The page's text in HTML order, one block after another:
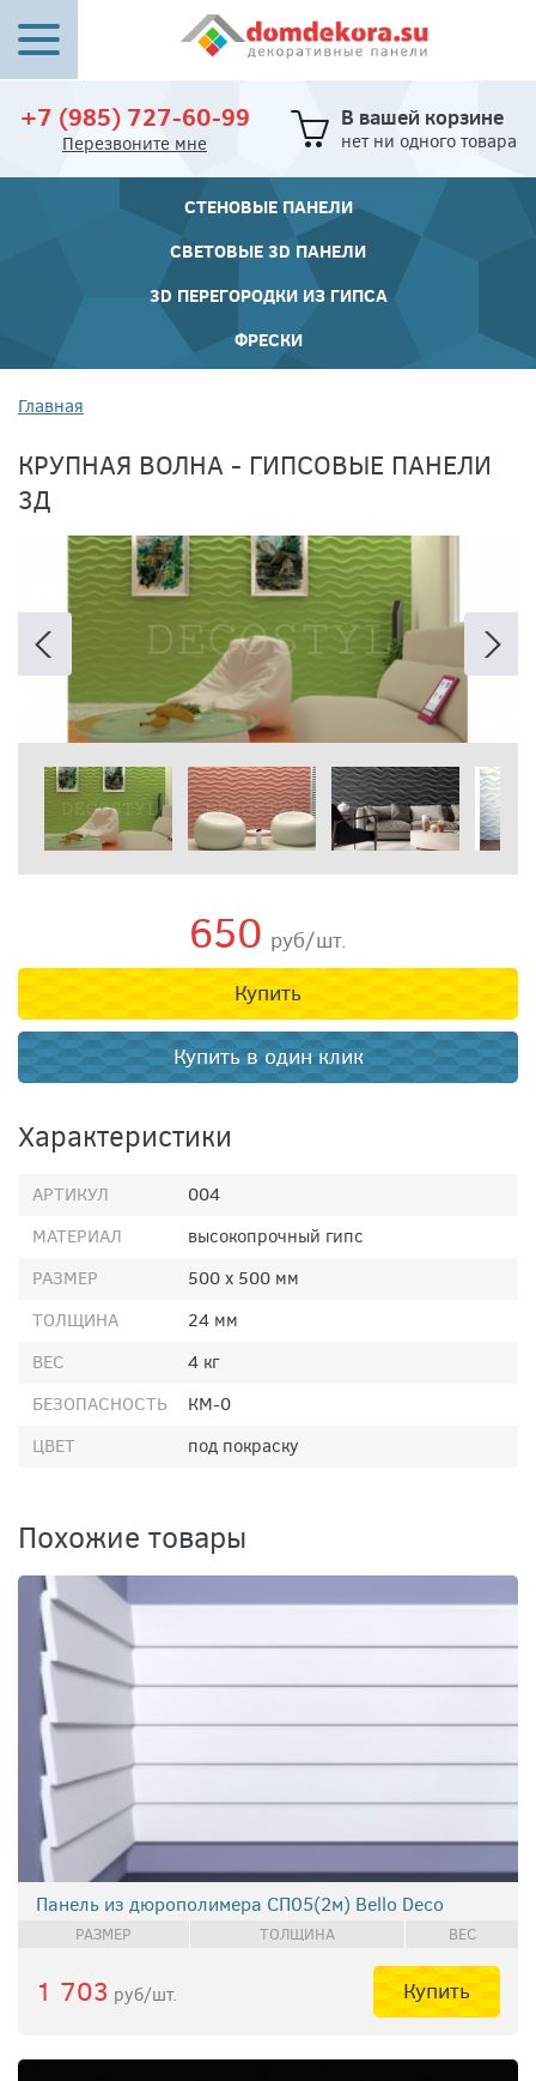
+7 (985) 727-60-99
Перезвоните мне
В вашей корзине
нет ни одного товара
СТЕНОВЫЕ ПАНЕЛИ
СВЕТОВЫЕ 3D ПАНЕЛИ
3D ПЕРЕГОРОДКИ ИЗ ГИПСА
ФРЕСКИ
Главная
КРУПНАЯ ВОЛНА - ГИПСОВЫЕ ПАНЕЛИ
3Д
650 руб/шт.
Купить
Купить в один клик
Характеристики
АРТИКУЛ
004
МАТЕРИАЛ
высокопрочный гипс
РАЗМЕР
500 х 500 мм
ТОЛЩИНА
24 мм
ВЕС
4 кг
БЕЗОПАСНОСТЬ
КМ-0
ЦВЕТ
под покраску
Похожие товары
Панель из дюрополимера СП05(2м) Bello Deco
РАЗМЕР ТОЛЩИНА ВЕС
1 703 руб/шт. Купить